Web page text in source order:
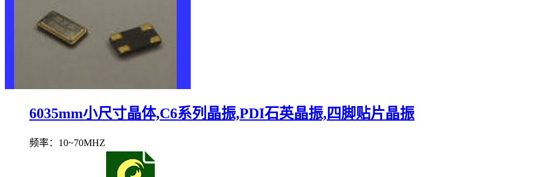
6035mm小尺寸晶体,C6系列晶振,PDI石英晶振,四脚贴片晶振
频率：10~70MHZ